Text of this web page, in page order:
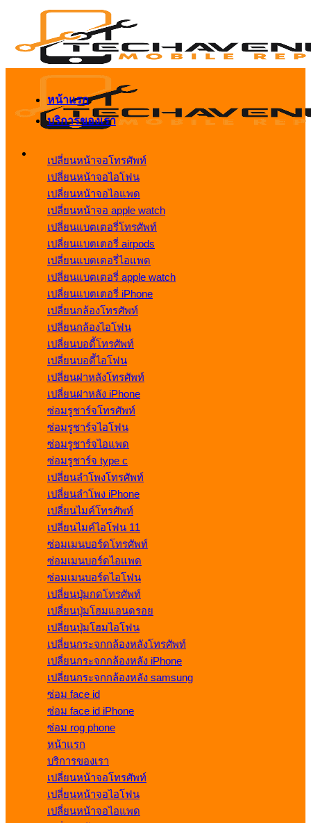
ยัง
เนื้อหา
หน้าแรก
บริการของเรา
เปลี่ยนหน้าจอโทรศัพท์
เปลี่ยนหน้าจอไอโฟน
เปลี่ยนหน้าจอไอแพด
เปลี่ยนหน้าจอ apple watch
เปลี่ยนแบตเตอรี่โทรศัพท์
เปลี่ยนแบตเตอรี่ airpods
เปลี่ยนแบตเตอรี่ไอแพด
เปลี่ยนแบตเตอรี่ apple watch
เปลี่ยนแบตเตอรี่ iPhone
เปลี่ยนกล้องโทรศัพท์
เปลี่ยนกล้องไอโฟน
เปลี่ยนบอดี้โทรศัพท์
เปลี่ยนบอดี้ไอโฟน
เปลี่ยนฝาหลังโทรศัพท์
เปลี่ยนฝาหลัง iPhone
ซ่อมรูชาร์จโทรศัพท์
ซ่อมรูชาร์จไอโฟน
ซ่อมรูชาร์จไอแพด
ซ่อมรูชาร์จ type c
เปลี่ยนลำโพงโทรศัพท์
เปลี่ยนลำโพง iPhone
เปลี่ยนไมค์โทรศัพท์
เปลี่ยนไมค์ไอโฟน 11
ซ่อมเมนบอร์ดโทรศัพท์
ซ่อมเมนบอร์ดไอแพด
ซ่อมเมนบอร์ดไอโฟน
เปลี่ยนปุ่มกดโทรศัพท์
เปลี่ยนปุ่มโฮมแอนดรอย
เปลี่ยนปุ่มโฮมไอโฟน
เปลี่ยนกระจกกล้องหลังโทรศัพท์
เปลี่ยนกระจกกล้องหลัง iPhone
เปลี่ยนกระจกกล้องหลัง samsung
ซ่อม face id
ซ่อม face id iPhone
ซ่อม rog phone
หน้าแรก
บริการของเรา
เปลี่ยนหน้าจอโทรศัพท์
เปลี่ยนหน้าจอไอโฟน
เปลี่ยนหน้าจอไอแพด